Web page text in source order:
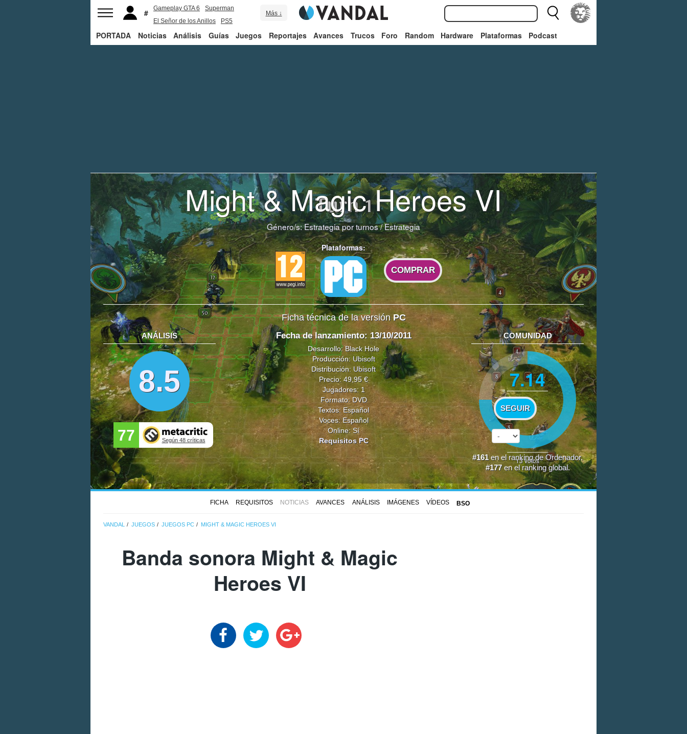
Gameplay GTA 6
Superman
El Señor de los Anillos
PS5
Más ↓
PORTADA Noticias Análisis Guías Juegos Reportajes Avances Trucos Foro Random Hardware Plataformas Podcast
Might & Magic Heroes VI
Género/s:Estrategia por turnos/Estrategia
Plataformas:
COMPRAR
Ficha técnica de la versiónPC
ANÁLISIS
8.5
77 Según 48 críticas
Fecha de lanzamiento: 13/10/2011
Desarrollo: Black Hole
Producción:Ubisoft
Distribución: Ubisoft
Precio: 49,95 €
Jugadores: 1
Formato: DVD
Textos: Español
Voces: Español
Online: Sí
Requisitos PC
COMUNIDAD
7.14
SEGUIR
13votos
#161en elranking de Ordenador.
#177en elranking global.
FICHA REQUISITOS NOTICIAS AVANCES ANÁLISIS IMÁGENES VÍDEOS BSO
VANDAL JUEGOS JUEGOS PC MIGHT & MAGIC HEROES VI
Banda sonora Might & Magic
Heroes VI